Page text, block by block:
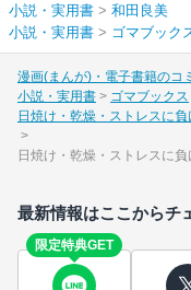
小説・実用書 > 和田良美
小説・実用書 > ゴマブック
漫画(まんが)・電子書籍のコ
小説・実用書
ゴマブックス
日焼け・乾燥・ストレスに
日焼け・乾燥・ストレスに
最新情報はここからチ
限定特典GET